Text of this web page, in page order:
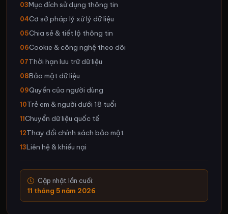
03Mục đích sử dụng thông tin
04Cơ sở pháp lý xử lý dữ liệu
05Chia sẻ & tiết lộ thông tin
06Cookie & công nghệ theo dõi
07Thời hạn lưu trữ dữ liệu
08Bảo mật dữ liệu
09Quyền của người dùng
10Trẻ em & người dưới 18 tuổi
11Chuyển dữ liệu quốc tế
12Thay đổi chính sách bảo mật
13Liên hệ & khiếu nại
Cập nhật lần cuối:
11 tháng 5 năm 2026